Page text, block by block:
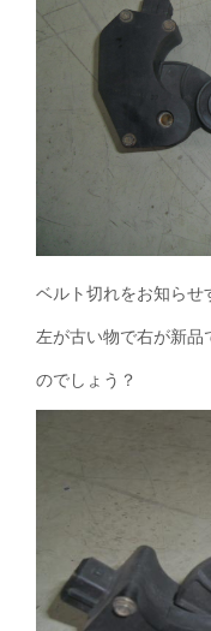
ベルト切れをお知らせ
左が古い物で右が新品
のでしょう？